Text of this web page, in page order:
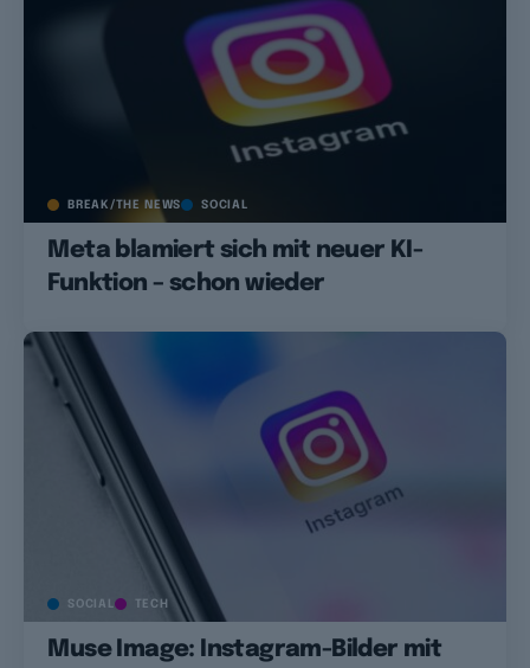
BREAK/THE NEWS SOCIAL
Meta blamiert sich mit neuer KI-
Funktion – schon wieder
SOCIAL TECH
Muse Image: Instagram-Bilder mit